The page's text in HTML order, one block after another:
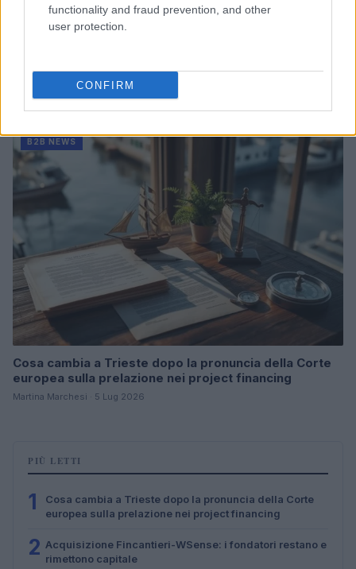
functionality and fraud prevention, and other
user protection.
CONFIRM
Acquisizione Fincantieri-WSense: i fondatori restano
e rimettono capitale
B2B NEWS
Cosa cambia a Trieste dopo la pronuncia della Corte
europea sulla prelazione nei project financing
Martina Marchesi · 5 Lug 2026
PIÙ LETTI
1
Cosa cambia a Trieste dopo la pronuncia della Corte
europea sulla prelazione nei project financing
2 Acquisizione Fincantieri-WSense: i fondatori restano e
rimettono capitale